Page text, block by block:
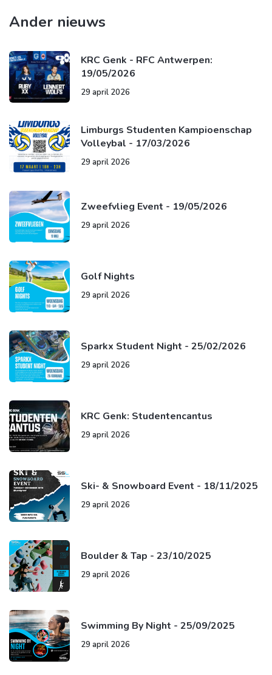
Ander nieuws
KRC Genk - RFC Antwerpen:
19/05/2026
29 april 2026
Limburgs Studenten Kampioenschap
Volleybal - 17/03/2026
29 april 2026
Zweefvlieg Event - 19/05/2026
29 april 2026
Golf Nights
29 april 2026
Sparkx Student Night - 25/02/2026
29 april 2026
KRC Genk: Studentencantus
29 april 2026
Ski- & Snowboard Event - 18/11/2025
29 april 2026
Boulder & Tap - 23/10/2025
29 april 2026
Swimming By Night - 25/09/2025
29 april 2026